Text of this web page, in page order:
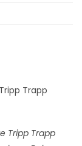
Trapp
Tripp Trapp